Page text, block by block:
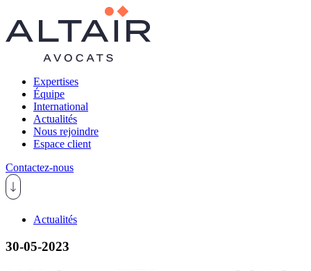
Expertises
Équipe
International
Actualités
Nous rejoindre
Espace client
Contactez-nous
Actualités
30-05-2023